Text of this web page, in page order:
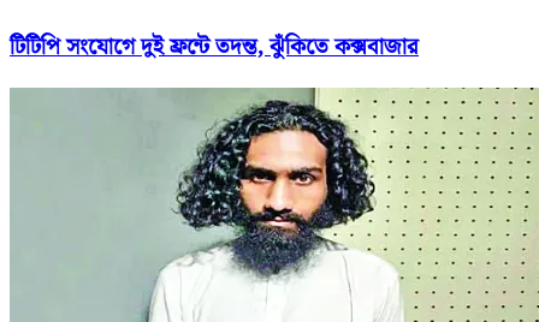
টিটিপি সংযোগে দুই ফ্রন্টে তদন্ত, ঝুঁকিতে কক্সবাজার